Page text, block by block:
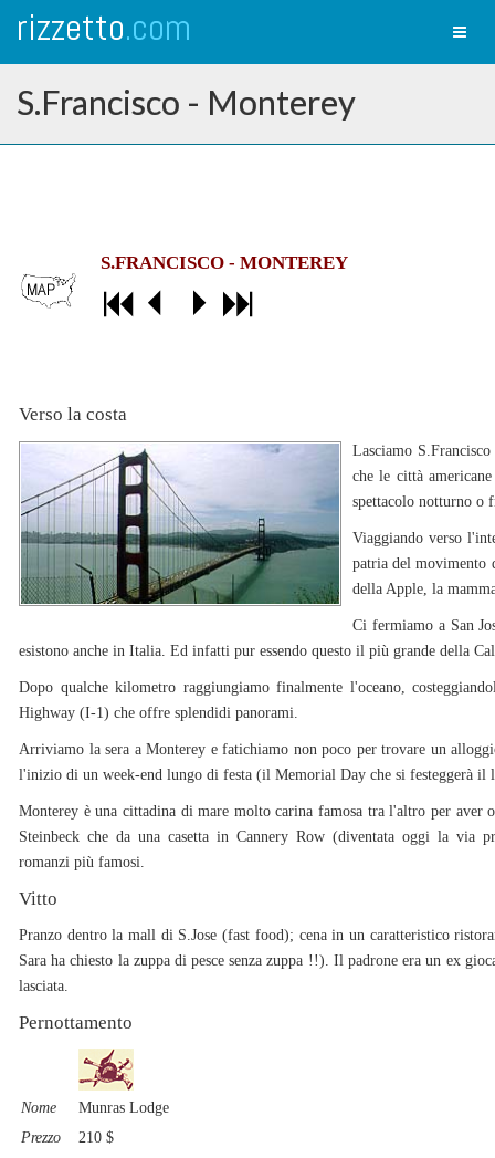
rizzetto.com
S.Francisco - Monterey
S.FRANCISCO - MONTEREY
Verso la costa
Lasciamo
che le città
spettacolo notturno o
Viaggiando verso
patria del movimento
della Apple, la
Ci fermiamo a San
esistono anche in Italia. Ed infatti pur essendo questo il più grande della
Dopo qualche kilometro raggiungiamo finalmente l'oceano,
Highway (I-1) che offre splendidi panorami.
Arriviamo la sera a Monterey e fatichiamo non poco per trovare un
l'inizio di un week-end lungo di festa (il Memorial Day che si festeggerà il
Monterey è una cittadina di mare molto carina famosa tra l'altro per aver
Steinbeck che da una casetta in Cannery Row (diventata oggi la via
romanzi più famosi.
Vitto
Pranzo dentro la mall di S.Jose (fast food); cena in un caratteristico
Sara ha chiesto la zuppa di pesce senza zuppa !!). Il padrone era un ex
lasciata.
Pernottamento
Nome
Munras Lodge
Prezzo
210 $